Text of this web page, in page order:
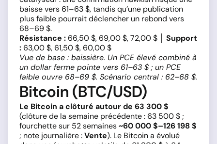
baisse vers 61–63 $, tandis qu’une publication
plus faible pourrait déclencher un rebond vers
68–69 $.
Résistance : 66,50 $, 69,00 $, 72,00 $ │ Support
: 63,00 $, 61,50 $, 60,00 $
Vue de base : baissière. Un PCE élevé combiné à
un dollar ferme pointe vers 61–63 $ ; un PCE
faible ouvre 68–69 $. Scénario central : 62–68 $.
Bitcoin (BTC/USD)
Le Bitcoin a clôturé autour de 63 300 $
(clôture de la semaine précédente : 63 500 $ ;
fourchette sur 52 semaines~60 000 $–126 198 $
; note journalière :Vente). Le Bitcoin a évolué